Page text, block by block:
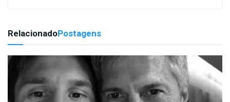
RelacionadoPostagens